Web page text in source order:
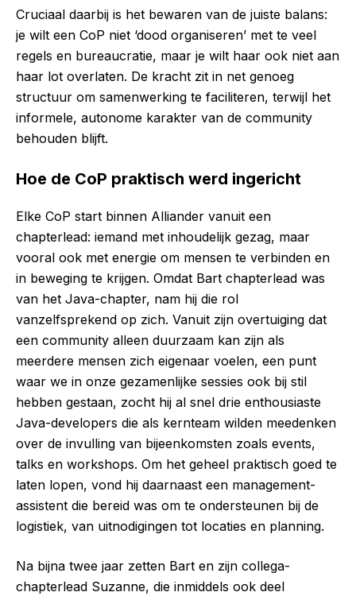
Cruciaal daarbij is het bewaren van de juiste balans:
je wilt een CoP niet ‘dood organiseren’ met te veel
regels en bureaucratie, maar je wilt haar ook niet aan
haar lot overlaten. De kracht zit in net genoeg
structuur om samenwerking te faciliteren, terwijl het
informele, autonome karakter van de community
behouden blijft.
Hoe de CoP praktisch werd ingericht
Elke CoP start binnen Alliander vanuit een
chapterlead: iemand met inhoudelijk gezag, maar
vooral ook met energie om mensen te verbinden en
in beweging te krijgen. Omdat Bart chapterlead was
van het Java-chapter, nam hij die rol
vanzelfsprekend op zich. Vanuit zijn overtuiging dat
een community alleen duurzaam kan zijn als
meerdere mensen zich eigenaar voelen, een punt
waar we in onze gezamenlijke sessies ook bij stil
hebben gestaan, zocht hij al snel drie enthousiaste
Java-developers die als kernteam wilden meedenken
over de invulling van bijeenkomsten zoals events,
talks en workshops. Om het geheel praktisch goed te
laten lopen, vond hij daarnaast een management-
assistent die bereid was om te ondersteunen bij de
logistiek, van uitnodigingen tot locaties en planning.
Na bijna twee jaar zetten Bart en zijn collega-
chapterlead Suzanne, die inmiddels ook deel